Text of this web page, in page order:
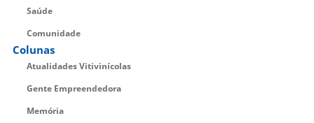
Saúde
Comunidade
Colunas
Atualidades Vitivinícolas
Gente Empreendedora
Memória